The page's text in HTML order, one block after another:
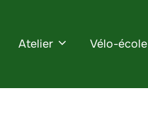
Atelier Vélo-école